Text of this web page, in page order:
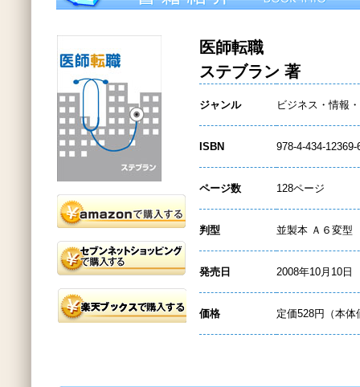
医師転職
ステブラン 著
ジャンル ビジネス・情報
ISBN 978-4-434-12369-
ページ数 128ページ
判型 並製本 Ａ６変型
発売日 2008年10月10日
価格 定価528円（本体